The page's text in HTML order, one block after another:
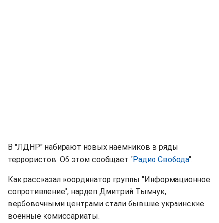
В "ЛДНР" набирают новых наемников в ряды
террористов. Об этом сообщает "Радио Свобода".
Как рассказал координатор группы "Информационное
сопротивление", нардеп Дмитрий Тымчук,
вербовочными центрами стали бывшие украинские
военные комиссариаты.